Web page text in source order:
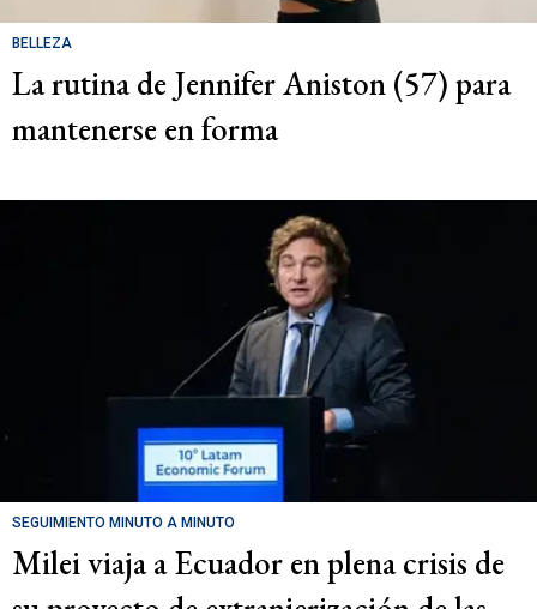
BELLEZA
La rutina de Jennifer Aniston (57) para
mantenerse en forma
SEGUIMIENTO MINUTO A MINUTO
Milei viaja a Ecuador en plena crisis de